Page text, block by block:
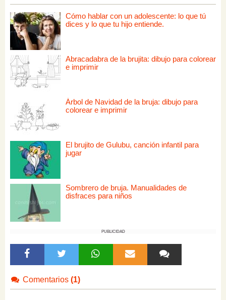
Cómo hablar con un adolescente: lo que tú
dices y lo que tu hijo entiende.
Abracadabra de la brujita: dibujo para colorear
e imprimir
Árbol de Navidad de la bruja: dibujo para
colorear e imprimir
El brujito de Gulubu, canción infantil para
jugar
Sombrero de bruja. Manualidades de
disfraces para niños
PUBLICIDAD
Comentarios (1)